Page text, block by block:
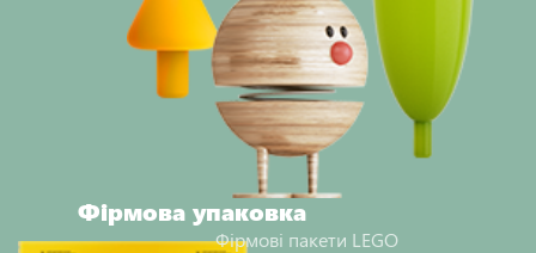
Фірмова упаковка
Фірмові пакети LEGO